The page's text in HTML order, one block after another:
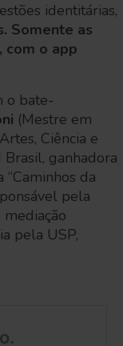
identitárias,
Somente as
com o app
o bate-
(Mestre em
Ciência e
ganhadora
da
pela
mediação
pela USP,